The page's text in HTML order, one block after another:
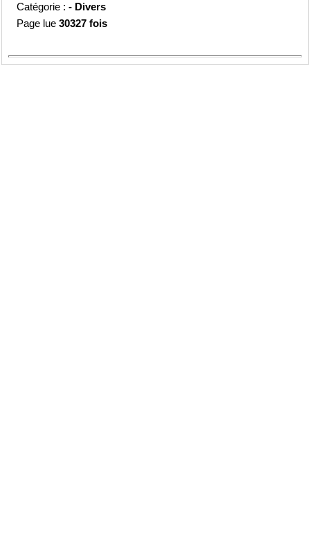
Catégorie :- Divers
Page lue30327 fois